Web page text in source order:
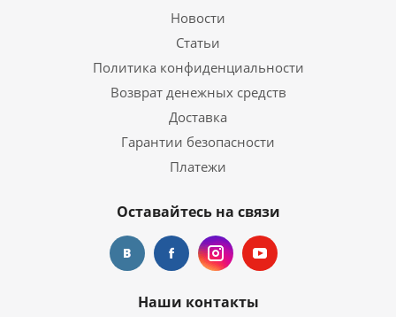
Новости
Статьи
Политика конфиденциальности
Возврат денежных средств
Доставка
Гарантии безопасности
Платежи
Оставайтесь на связи
Наши контакты